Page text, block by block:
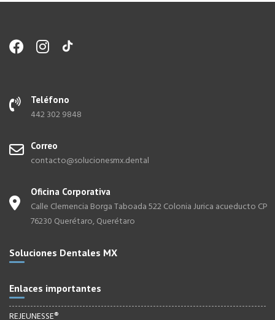
Teléfono
442 302 9848
Correo
contacto@solucionesmx.dental
Oficina Corporativa
Calle Clemencia Borga Taboada 522 Colonia Jurica acueducto CP
76230 Querétaro, Querétaro
Soluciones Dentales MX
Enlaces importantes
REJEUNESSE®